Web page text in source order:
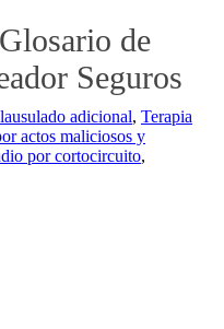
de
Seguros
adicional, Terapia
actos maliciosos y
por cortocircuito,